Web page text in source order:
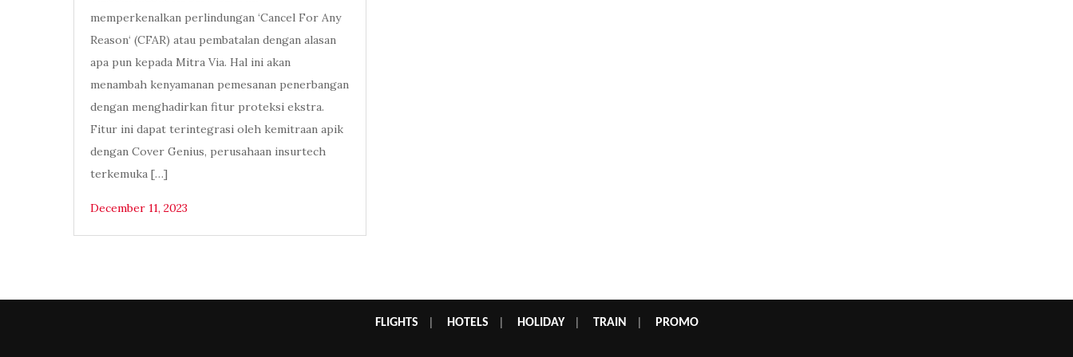
memperkenalkan perlindungan ‘Cancel For Any
Reason‘ (CFAR) atau pembatalan dengan alasan
apa pun kepada Mitra Via. Hal ini akan
menambah kenyamanan pemesanan penerbangan
dengan menghadirkan fitur proteksi ekstra.
Fitur ini dapat terintegrasi oleh kemitraan apik
dengan Cover Genius, perusahaan insurtech
terkemuka […]
December 11, 2023
FLIGHTS HOTELS HOLIDAY| TRAIN PROMO